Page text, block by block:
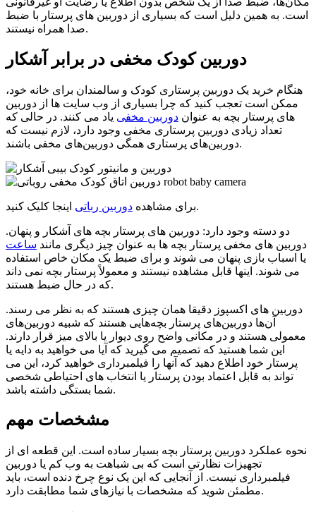
است. به همین دلیل است که بسیاری از دوربین های پرستار با ضبط
صدا همراه نیستند.
دوربین کودک مخفی در برابر آشکار
هنگام خرید یک دوربین پرستاری کودک و سالمندان برای خانه خود،
ممکن است تعجب کنید که چرا بسیاری از وب سایت ها از دوربین
های پرستار بچه به عنوان دوربین مخفی یاد می کنند. در حالی که
تعداد زیادی دوربین پرستاری مخفی وجود دارد، لازم نیست که
دوربین‌های پرستاری همگی دوربین‌های مخفی باشند.
برای مشاهده دوربین رباتی اینجا کلیک کنید.
دو دسته وجود دارد: دوربین های پرستار بچه های آشکار و پنهان.
دوربین های مخفی پرستار بچه ها به عنوان چیز دیگری مانند ساعت
یا اسباب بازی پنهان می شوند و برای ضبط یک مکان خاص استفاده
می شوند. اینها قابل مشاهده نیستند و معمولاً پرستار بچه نمی داند
که در حال ضبط هستند.
دوربین های اکسپوز دقیقا همان چیزی هستند که به نظر می رسند.
آن‌ها دوربین‌های پرستار بچه‌هایی هستند که شبیه دوربین‌های
معمولی هستند و در مکانی واضح روی دیوار یا بالای میز قرار دارند.
این شما هستید که تصمیم می گیرید که آیا می خواهید به دایه یا
پرستار خود اطلاع دهید که آنها را فیلمبرداری خواهید کرد، این می
تواند به قابل اعتماد بودن پرستار یا انتخاب های احتیاطی شخصی
شما بستگی داشته باشد.
مشخصات مهم
نحوه عملکرد دوربین پرستار بچه بسیار ساده است. این قطعه ای از
تجهیزات نظارتی است که بی شباهت به وب کم یا دوربین
فیلمبرداری نیست. از آنجایی که این یک نوع چرخ دنده است، باید
مطمئن شوید که مشخصات با نیازهای شما مطابقت دارد.